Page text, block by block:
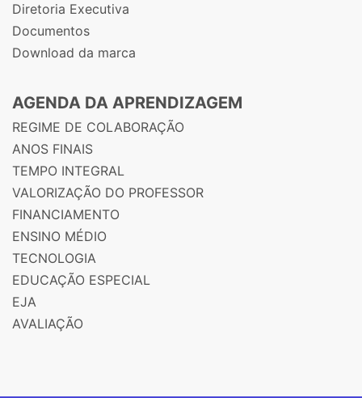
Diretoria Executiva
Documentos
Download da marca
AGENDA DA APRENDIZAGEM
REGIME DE COLABORAÇÃO
ANOS FINAIS
TEMPO INTEGRAL
VALORIZAÇÃO DO PROFESSOR
FINANCIAMENTO
ENSINO MÉDIO
TECNOLOGIA
EDUCAÇÃO ESPECIAL
EJA
AVALIAÇÃO